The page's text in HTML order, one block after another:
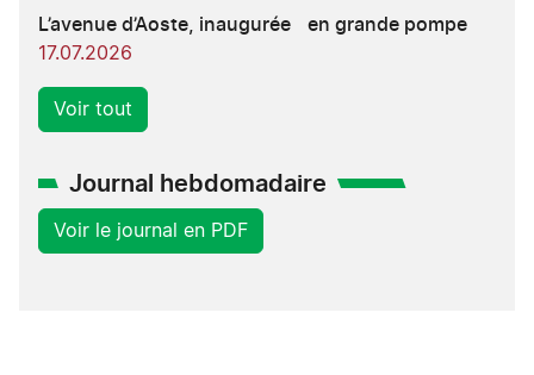
L’avenue d’Aoste, inaugurée en grande pompe
17.07.2026
Voir tout
Journal hebdomadaire
Voir le journal en PDF